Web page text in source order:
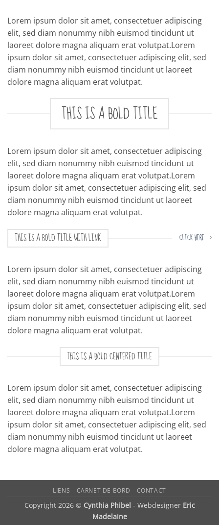
Lorem ipsum dolor sit amet, consectetuer adipiscing
elit, sed diam nonummy nibh euismod tincidunt ut
laoreet dolore magna aliquam erat volutpat.Lorem
ipsum dolor sit amet, consectetuer adipiscing elit, sed
diam nonummy nibh euismod tincidunt ut laoreet
dolore magna aliquam erat volutpat.
THIS IS A BOLD TITLE
Lorem ipsum dolor sit amet, consectetuer adipiscing
elit, sed diam nonummy nibh euismod tincidunt ut
laoreet dolore magna aliquam erat volutpat.Lorem
ipsum dolor sit amet, consectetuer adipiscing elit, sed
diam nonummy nibh euismod tincidunt ut laoreet
dolore magna aliquam erat volutpat.
THIS IS A BOLD TITLE WITH LINK CLICK HERE
Lorem ipsum dolor sit amet, consectetuer adipiscing
elit, sed diam nonummy nibh euismod tincidunt ut
laoreet dolore magna aliquam erat volutpat.Lorem
ipsum dolor sit amet, consectetuer adipiscing elit, sed
diam nonummy nibh euismod tincidunt ut laoreet
dolore magna aliquam erat volutpat.
THIS IS A BOLD CENTERED TITLE
Lorem ipsum dolor sit amet, consectetuer adipiscing
elit, sed diam nonummy nibh euismod tincidunt ut
laoreet dolore magna aliquam erat volutpat.Lorem
ipsum dolor sit amet, consectetuer adipiscing elit, sed
diam nonummy nibh euismod tincidunt ut laoreet
dolore magna aliquam erat volutpat.
LIENS CARNET DE BORD CONTACT
Copyright 2026 © Cynthia Phibel - Webdesigner Eric
Madelaine